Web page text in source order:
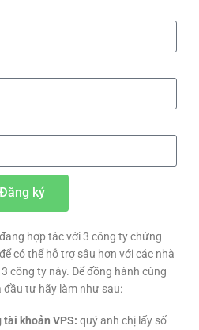
Đăng ký
hợp tác với 3 công ty chứng
có thể hỗ trợ sâu hơn với các nhà
công ty này. Để đồng hành cùng
đầu tư hãy làm như sau:
khoản VPS: quý anh chị lấy số